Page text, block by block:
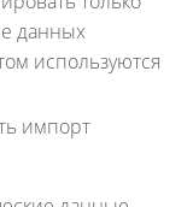
данных
используются
импорт